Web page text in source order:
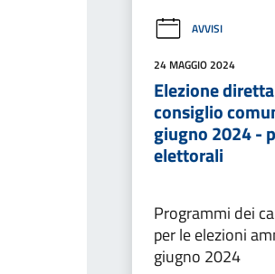
AVVISI
24 MAGGIO 2024
Elezione
consiglio
giugno 2024 -
elettorali
Programmi dei
per le elezioni
giugno 2024